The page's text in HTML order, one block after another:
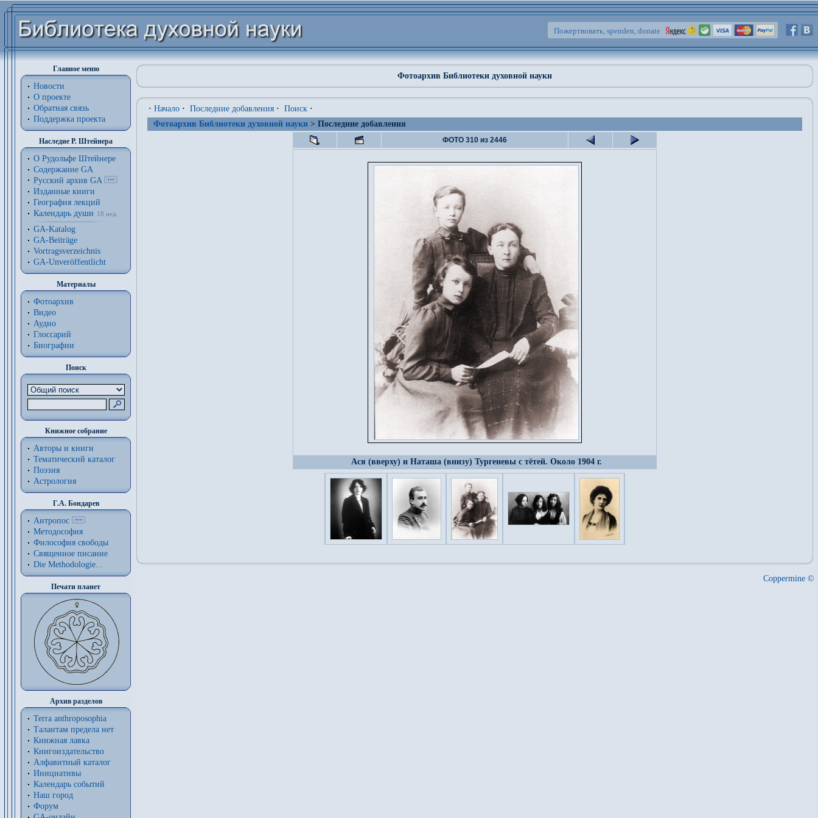
Пожертвовать, spenden, donate
Главное меню
Новости
О проекте
Обратная связь
Поддержка проекта
Наследие Р. Штейнера
О Рудольфе Штейнере
Содержание GA
Русский архив GA
Изданные книги
География лекций
Календарь души
18 нед.
GA-Katalog
GA-Beiträge
Vortragsverzeichnis
GA-Unveröffentlicht
Материалы
Фотоархив
Видео
Аудио
Глоссарий
Биографии
Поиск
Книжное собрание
Авторы и книги
Тематический каталог
Поэзия
Астрология
Г.А. Бондарев
Антропос
Методософия
Философия cвободы
Священное писание
Die Methodologie...
Печати планет
Архив разделов
Terra anthroposophia
Талантам предела нет
Книжная лавка
Книгоиздательство
Алфавитный каталог
Инициативы
Календарь событий
Наш город
Форум
Фотоархив Библиотеки духовной науки
· Начало · Последние добавления · Поиск ·
Фотоархив Библиотеки духовной науки > Последние добавления
ФОТО 310 из 2446
Ася (вверху) и Наташа (внизу) Тургеневы с тётей. Около 1904 г.
Coppermine ©